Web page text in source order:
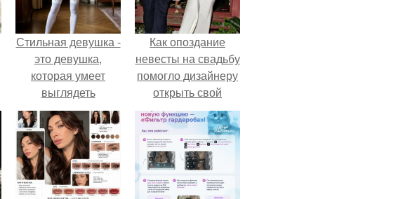
Стильная девушка -
это девушка,
которая умеет
выглядеть
привлекательно и
элегантно в любои
ситуации.
Как опоздание
невесты на свадьбу
помогло дизайнеру
открыть свой
бренд.